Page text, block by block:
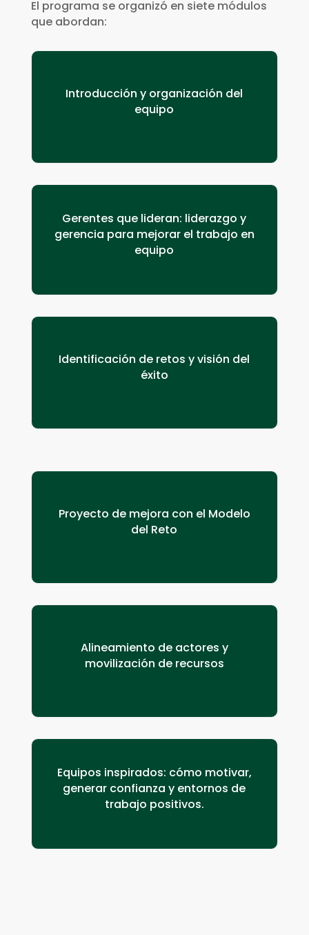
El programa se organizó en siete módulos
que abordan:
Introducción y organización del
equipo
Gerentes que lideran: liderazgo y
gerencia para mejorar el trabajo en
equipo
Identificación de retos y visión del
éxito
Proyecto de mejora con el Modelo
del Reto
Alineamiento de actores y
movilización de recursos
Equipos inspirados: cómo motivar,
generar confianza y entornos de
trabajo positivos.